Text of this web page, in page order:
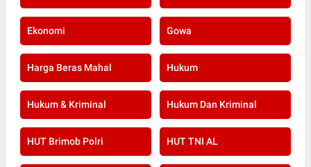
Ekonomi Gowa
Harga Beras Mahal Hukum
Hukum & Kriminal Hukum Dan Kriminal
HUT Brimob Polri HUT TNI AL